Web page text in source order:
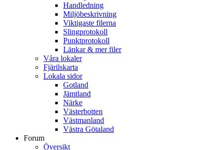
Handledning
Miljöbeskrivning
Viktigaste filerna
Slingprotokoll
Punktprotokoll
Länkar & mer filer
Våra lokaler
Fjärilskarta
Lokala sidor
Gotland
Jämtland
Närke
Västerbotten
Västmanland
Västra Götaland
Forum
Översikt